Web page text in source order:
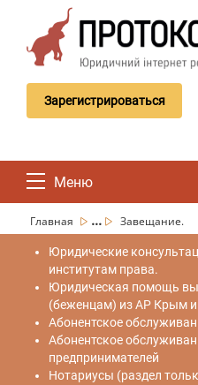
Зарегистрироваться
Меню
Главная ... Завещание.
Юридические
институтам права.
Юридическая помощь
(беженцам) из АР Крым и
Абонентское
Абонентское
предпринимателей
Нотариусы (раздел